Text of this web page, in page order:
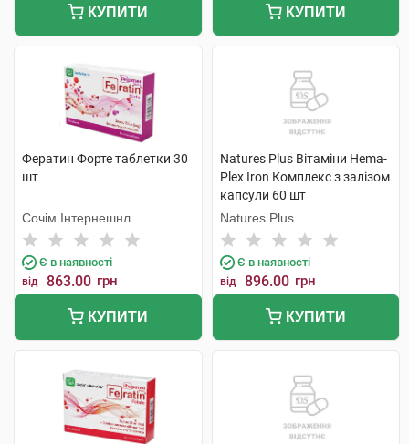
КУПИТИ КУПИТИ
Фератин Форте таблетки 30
шт
Сочім Інтернешнл
Є в наявності
від 863.00 грн
КУПИТИ
Natures Plus Вітаміни Hema-
Plex Iron Комплекс з залізом
капсули 60 шт
Natures Plus
Є в наявності
від 896.00 грн
КУПИТИ